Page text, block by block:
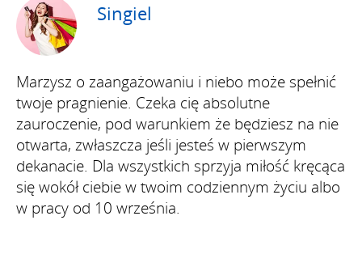
Singiel
Marzysz o zaangażowaniu i niebo może spełnić
twoje pragnienie. Czeka cię absolutne
zauroczenie, pod warunkiem że będziesz na nie
otwarta, zwłaszcza jeśli jesteś w pierwszym
dekanacie. Dla wszystkich sprzyja miłość kręcąca
się wokół ciebie w twoim codziennym życiu albo
w pracy od 10 września.